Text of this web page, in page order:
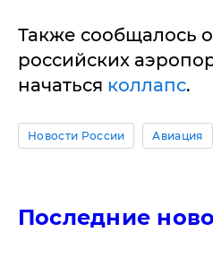
Также сообщалось
российских
начаться коллапс.
Новости России Авиация
Последние